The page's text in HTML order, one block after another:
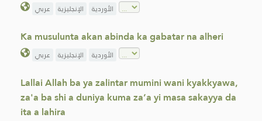
عربي الإنجليزية الأوردية
Ka musulunta akan abinda ka gabatar na alheri
عربي الإنجليزية الأوردية
Lallai Allah ba ya zalintar mumini wani kyakkyawa,
za'a ba shi a duniya kuma za’a yi masa sakayya da
ita a lahira